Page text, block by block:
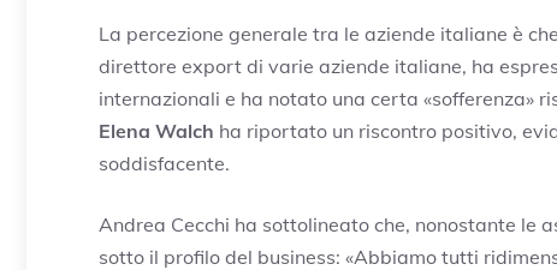
La percezione generale tra le aziende italiane è
direttore export di varie aziende italiane, ha
internazionali e ha notato una certa «sofferenza»
Elena Walch ha riportato un riscontro positivo,
soddisfacente.
Andrea Cecchi ha sottolineato che, nonostante le
sotto il profilo del business: «Abbiamo tutti